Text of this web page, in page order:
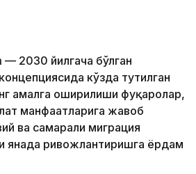
2030 йилгача бўлган
кўзда тутилган
амалга оширилиши фуқаролар,
манфаатларига жавоб
ва самарали миграция
янада ривожлантиришга ёрдам